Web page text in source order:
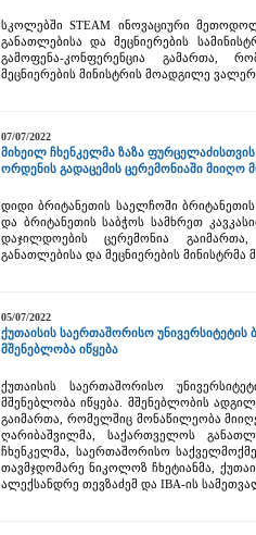
სკოლებში STEAM ინოვაციური
განათლებისა და მეცნიერების
გამოფენა-კონფერენცია გამართა,
მეცნიერების მინისტრის მოადგილე
07/07/2022
მიხეილ ჩხენკელმა ზაზა
ორდენის გადაცემის ცერემონიაში მიიღო
დიდი ბრიტანეთის საელჩოში
და ბრიტანეთის საბჭოს სამხრეთ
დაჯილდოების ცერემონია
განათლებისა და მეცნიერების მინისტრმა
05/07/2022
ქუთაისის საერთაშორისო
მშენებლობა იწყება
ქუთაისის საერთაშორისო
მშენებლობა იწყება. მშენებლობის
გაიმართა, რომელშიც მონაწილეობა
ღარიბაშვილმა, საქართველოს
ჩხენკელმა, საერთაშორისო
თავმჯდომარე ნიკოლოზ ჩხეტიანმა,
ალექსანდრე თევზაძემ და IBA-ის